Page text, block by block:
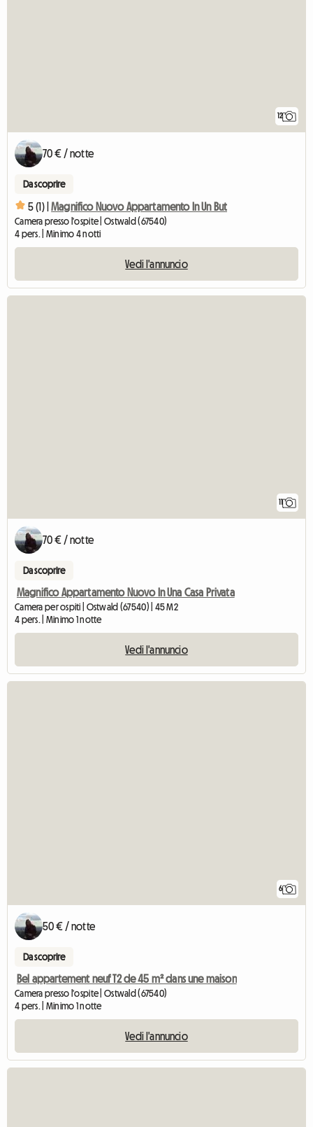
12
70 € / notte
Da scoprire
5 (1) | Magnifico Nuovo Appartamento In Un But
Camera presso l'ospite | Ostwald (67540)
4 pers. | Minimo 4 notti
Vedi l'annuncio
70 € / notte
Da scoprire
Magnifico Appartamento Nuovo In Una Casa Privata
Camera per ospiti | Ostwald (67540) | 45 M2
4 pers. | Minimo 1 notte
Vedi l'annuncio
6
50 € / notte
Da scoprire
Bel appartement neuf T2 de 45 m² dans une maison
Camera presso l'ospite | Ostwald (67540)
4 pers. | Minimo 1 notte
Vedi l'annuncio